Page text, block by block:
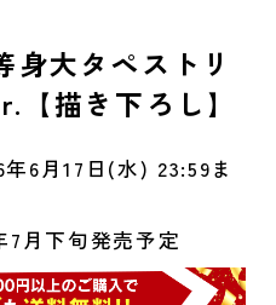
大タペストリ
描き下ろし】
年6月17日(水) 23:59ま
7月下旬発売予定